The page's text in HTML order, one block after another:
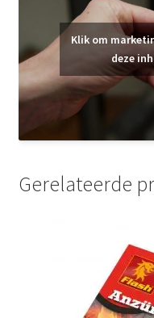
Klik om
deze
Gerelateerde